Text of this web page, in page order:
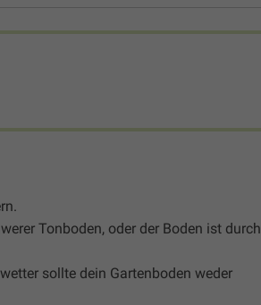
Tonboden, oder der Boden ist durch
sollte dein Gartenboden weder